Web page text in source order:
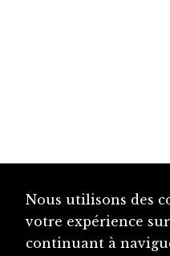
Nous utilisons des
votre expérience
continuant à